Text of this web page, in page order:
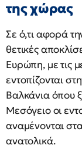
της χώρας
Σε ό,τι αφορά
θετικές
Ευρώπη, με τις
εντοπίζονται
Βαλκάνια όπου
Μεσόγειο οι
αναμένονται
ανατολικά.